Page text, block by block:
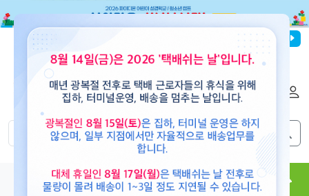
파이디온선교회
0
도서 뮤직 용품 현수막 콘텐츠